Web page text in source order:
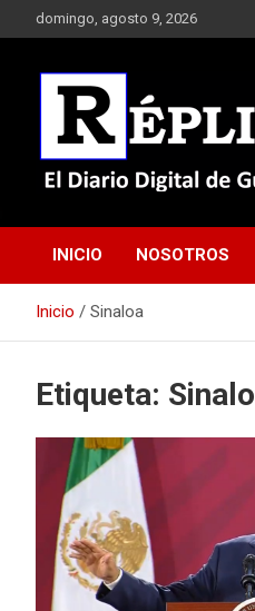
al
domingo, agosto 9, 2026
Réplica
INICIO NOSOTROS
Inicio Sinaloa
Etiqueta: